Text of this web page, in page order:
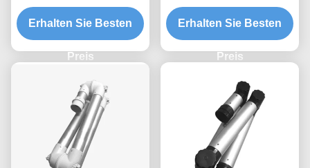
Zubehör Ersatzfilter Set
4,5 kg
Erhalten Sie Besten
Preis
Filter für FED80
Schweißrauchabzug
Erhalten Sie Besten
Preis